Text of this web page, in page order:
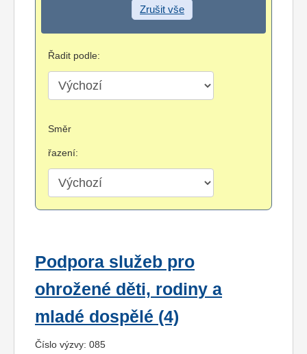
Zrušit vše
Řadit podle:
Směr
řazení:
Podpora služeb pro
ohrožené děti, rodiny a
mladé dospělé (4)
Číslo výzvy: 085